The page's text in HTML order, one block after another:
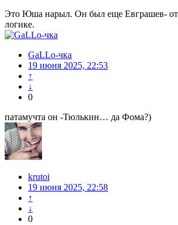
Это Юша нарыл. Он был еще Евграшев-
логике.
GaLLo-чка
19 июня 2025, 22:53
↑
↓
0
патамучта он -Тюлькин… да Фома?)
krutoi
19 июня 2025, 22:58
↑
↓
0